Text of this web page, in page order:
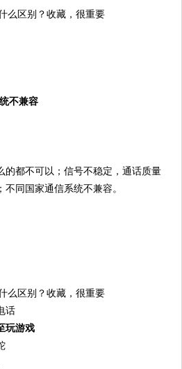
不兼容
的都不可以；信号不稳定，通话质量
同国家通信系统不兼容。
话
玩游戏